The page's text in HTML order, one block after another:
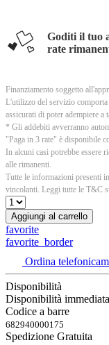
Goditi il tuo
rate
Finanziamento soggetto
L'utilizzo del servizio
assicurati di poter adempiere a
* Gli addebiti avverranno
"Paga in 3 rate" è disponibile
In alcuni casi potrebbe essere
alle rimanenti.
Tutte le informazioni presenti
vincolanti. Leggi tutte le T&C
Aggiungi al carrello
favorite
favorite_border
Ordina
Disponibilità
Disponibilità immediata
Codice a barre
682940000175
Spedizione Gratuita